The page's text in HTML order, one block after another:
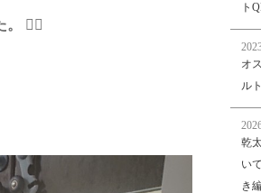
🙇‍♂️
ト
オ
ル
乾
い
き